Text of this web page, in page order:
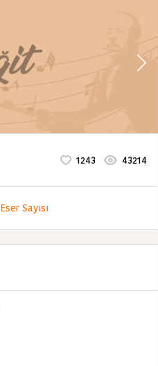
1243 43214
Eser Sayısı